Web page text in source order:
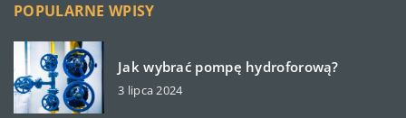
POPULARNE WPISY
Jak wybrać pompę hydroforową?
3 lipca 2024